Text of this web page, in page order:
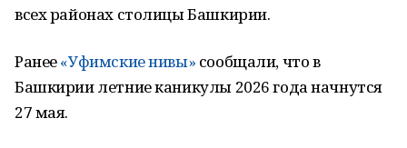
всех районах столицы Башкирии.
Ранее«Уфимские нивы» сообщали, что в
Башкирии летние каникулы 2026 года начнутся
27 мая.